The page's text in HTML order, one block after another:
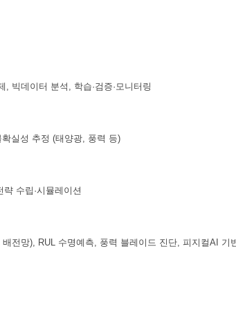
빅데이터 분석, 학습·검증·모니터링
실성 추정 (태양광, 풍력 등)
수립·시뮬레이션
전망), RUL 수명예측, 풍력 블레이드 진단, 피지컬AI 기